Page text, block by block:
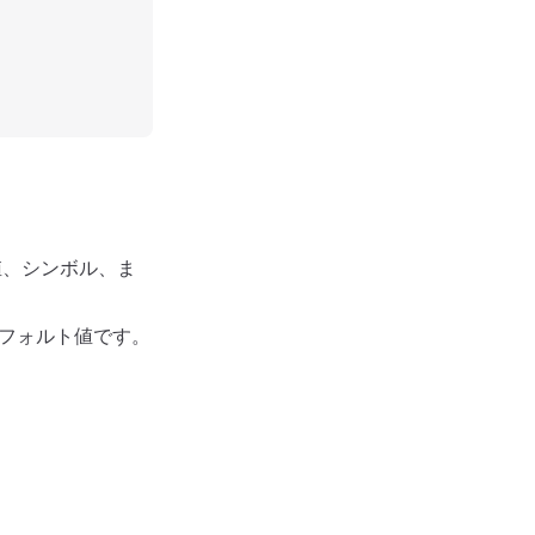
シンボル、ま
ォルト値です。